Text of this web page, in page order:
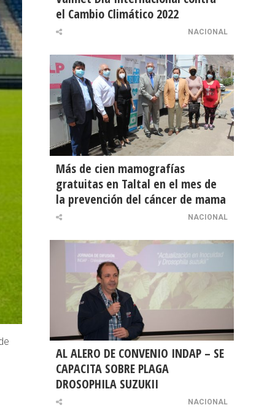
el Cambio Climático 2022
NACIONAL
Más de cien mamografías
gratuitas en Taltal en el mes de
la prevención del cáncer de mama
NACIONAL
AL ALERO DE CONVENIO INDAP – SE
CAPACITA SOBRE PLAGA
DROSOPHILA SUZUKII
NACIONAL